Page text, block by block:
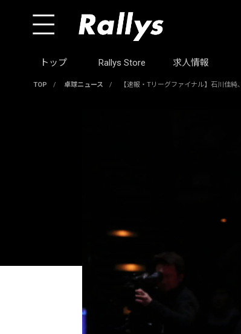
トップ Rallys Store 求人情報
TOP / 卓球ニュース / 【速報・Tリーグファイナル】石川佳